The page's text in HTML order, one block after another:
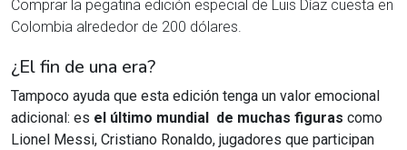
Comprar la pegatina edición especial de Luis Díaz cuesta en
Colombia alrededor de 200 dólares.
¿El fin de una era?
Tampoco ayuda que esta edición tenga un valor emocional
adicional: es el último mundial de muchas figuras como
Lionel Messi, Cristiano Ronaldo, jugadores que participan